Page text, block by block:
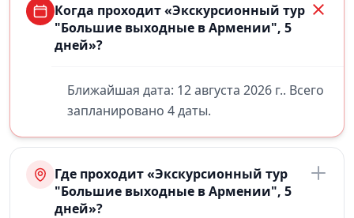
Когда проходит «Экскурсионный тур
"Большие выходные в Армении", 5
дней»?
Ближайшая дата: 12 августа 2026 г.. Всего
запланировано 4 даты.
Где проходит «Экскурсионный тур
"Большие выходные в Армении", 5
дней»?